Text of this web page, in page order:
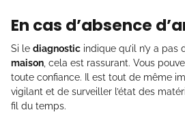
En cas d’absence
Si le diagnostic indique qu’il n’y a pas
maison, cela est rassurant. Vous
toute confiance. Il est tout de même
vigilant et de surveiller l’état des
fil du temps.